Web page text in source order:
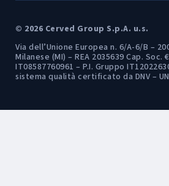
© 2026 Cerved Group S.p.A. u.s.
Via dell’Unione Europea n. 6/A-6/B –
Milanese (MI) – REA 2035639 Cap. Soc.
IT08587760961 – P.I. Gruppo
sistema qualità certificato da DNV –